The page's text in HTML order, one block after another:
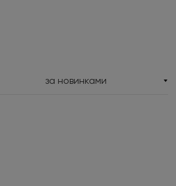
за новинками